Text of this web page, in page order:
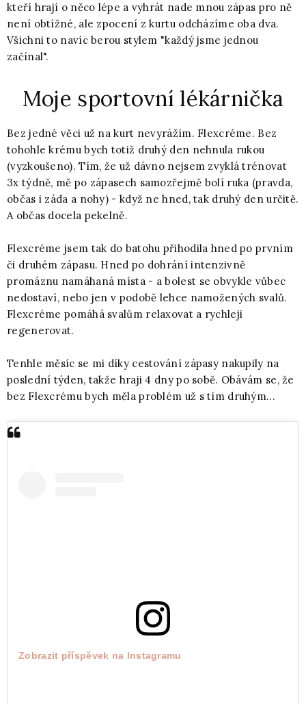
kteří hrají o něco lépe a vyhrát nade mnou zápas pro ně
není obtížné, ale zpocení z kurtu odcházíme oba dva.
Všichni to navíc berou stylem "každý jsme jednou
začínal".
Moje sportovní lékárnička
Bez jedné věci už na kurt nevyrážím. Flexcréme. Bez
tohohle krému bych totiž druhý den nehnula rukou
(vyzkoušeno). Tím, že už dávno nejsem zvyklá trénovat
3x týdně, mě po zápasech samozřejmě bolí ruka (pravda,
občas i záda a nohy) - když ne hned, tak druhý den určitě.
A občas docela pekelně.
Flexcréme jsem tak do batohu přihodila hned po prvním
či druhém zápasu. Hned po dohrání intenzivně
promáznu namáhaná místa - a bolest se obvykle vůbec
nedostaví, nebo jen v podobě lehce namožených svalů.
Flexcréme pomáhá svalům relaxovat a rychleji
regenerovat.
Tenhle měsíc se mi díky cestování zápasy nakupily na
poslední týden, takže hraji 4 dny po sobě. Obávám se, že
bez Flexcrému bych měla problém už s tím druhým...
Zobrazit příspěvek na Instagramu